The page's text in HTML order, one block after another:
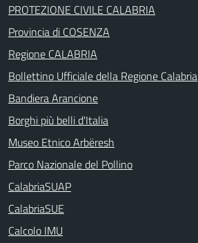
PROTEZIONE CIVILE CALABRIA
Provincia di COSENZA
Regione CALABRIA
Bollettino Ufficiale della Regione Calabria
Bandiera Arancione
Borghi più belli d'Italia
Museo Etnico Arbëresh
Parco Nazionale del Pollino
CalabriaSUAP
CalabriaSUE
Calcolo IMU